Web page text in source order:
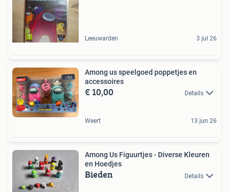
Leeuwarden 3 jul 26
Among us speelgoed poppetjes en
accessoires
€ 10,00 Details
Weert 13 jun 26
Among Us Figuurtjes - Diverse Kleuren
en Hoedjes
Bieden Details